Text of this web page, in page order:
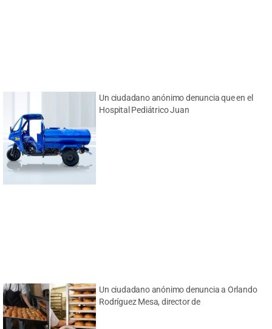
Un ciudadano anónimo denuncia que en el
Hospital Pediátrico Juan
Un ciudadano anónimo denuncia a Orlando
Rodríguez Mesa, director de